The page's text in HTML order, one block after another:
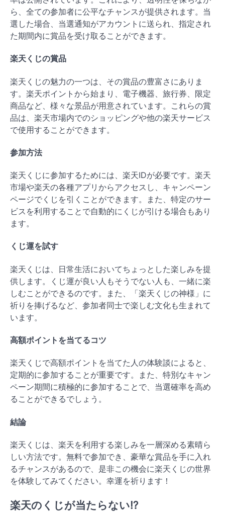
ら、全ての参加者に公平なチャンスが提供されます。当
選した場合、当選通知がアカウントに送られ、指定され
た期間内に賞品を受け取ることができます。
楽天くじの賞品
楽天くじの魅力の一つは、その賞品の豊富さにありま
す。楽天ポイントから始まり、電子機器、旅行券、限定
商品など、様々な景品が用意されています。これらの賞
品は、楽天市場内でのショッピングや他の楽天サービス
で使用することができます。
参加方法
楽天くじに参加するためには、楽天IDが必要です。楽天
市場や楽天の各種アプリからアクセスし、キャンペーン
ページでくじを引くことができます。また、特定のサー
ビスを利用することで自動的にくじが引ける場合もあり
ます。
くじ運を試す
楽天くじは、日常生活においてちょっとした楽しみを提
供します。くじ運が良い人もそうでない人も、一緒に楽
しむことができるのです。また、「楽天くじの神様」に
祈りを捧げるなど、参加者同士で楽しむ文化も生まれて
います。
高額ポイントを当てるコツ
楽天くじで高額ポイントを当てた人の体験談によると、
定期的に参加することが重要です。また、特別なキャン
ペーン期間に積極的に参加することで、当選確率を高め
ることができるでしょう。
結論
楽天くじは、楽天を利用する楽しみを一層深める素晴ら
しい方法です。無料で参加でき、豪華な賞品を手に入れ
るチャンスがあるので、是非この機会に楽天くじの世界
を体験してみてください。幸運を祈ります！
楽天のくじが当たらない⁉